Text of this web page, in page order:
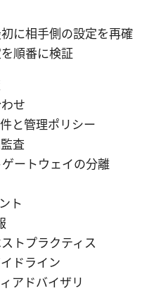
に相手側の設定を再確
順番に検証
せ
と管理ポリシー
査
ートウェイの分離
ト
トプラクティス
ドライン
アドバイザリ